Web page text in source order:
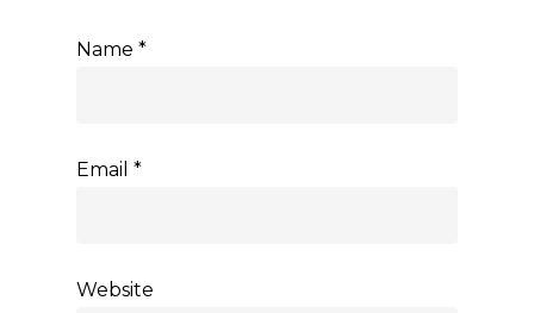
Name *
Email *
Website